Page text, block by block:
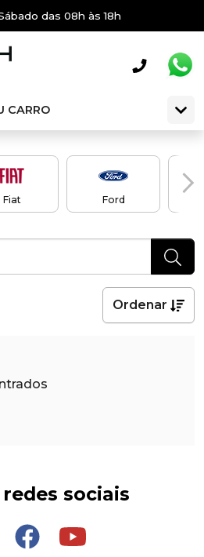
das 08h às 18h
CARRO
Fiat Ford
Ordenar
redes sociais